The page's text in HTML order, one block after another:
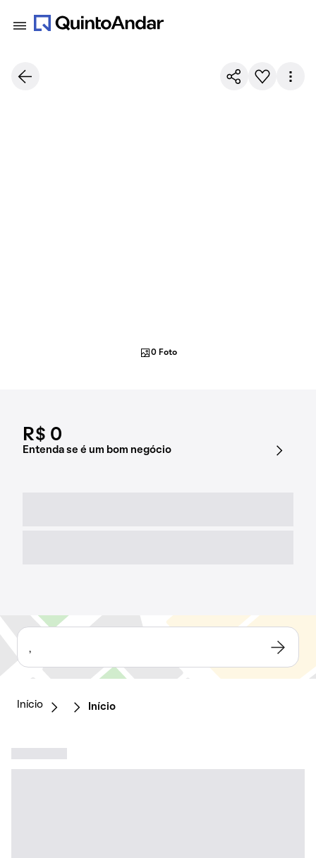
R$ 0
Entenda se é um bom negócio
0 Foto
,
Início Início